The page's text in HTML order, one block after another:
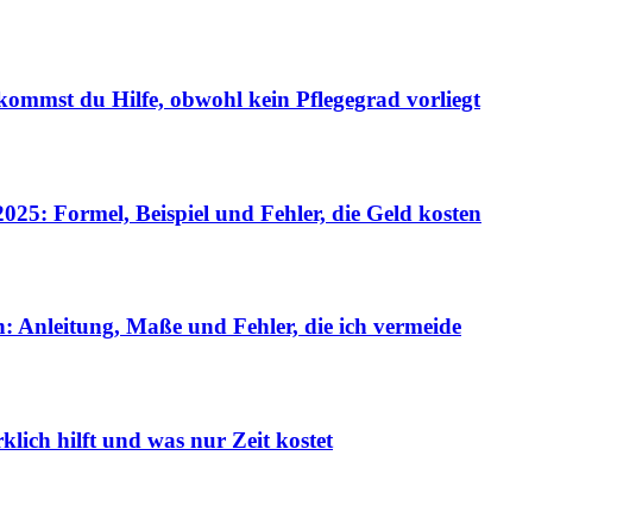
du Hilfe, obwohl kein Pflegegrad vorliegt
Formel, Beispiel und Fehler, die Geld kosten
Anleitung, Maße und Fehler, die ich vermeide
hilft und was nur Zeit kostet